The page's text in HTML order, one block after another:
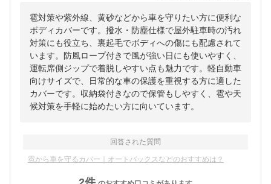
雹対策や紫外線、黄砂などから車を守りたい方に便利な
ボディカバーです。撥水・防塵仕様で屋外駐車時の汚れ
対策にも役立ち、裏起毛でボディへの傷にも配慮されて
います。防風ロープ付きで風が強い日にも使いやすく、
運転席側ジップで着脱しやすい点も魅力です。軽自動車
向けサイズで、日常的な車の保護を重視する方に適した
カバーです。収納袋付きなので保管もしやすく、雹や天
候対策を手軽に始めたい方に向いています。
回答された質問
雹から車を守るカバー｜オートバックスなどのおすすめは？